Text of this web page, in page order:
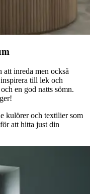
att inreda men också
till lek och
en god natts sömn.
kulörer och textilier som
att hitta just din